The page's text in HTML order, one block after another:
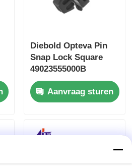
Diebold Opteva Pin
Snap Lock Square
49023555000B
49023555000D
Aanvraag sturen